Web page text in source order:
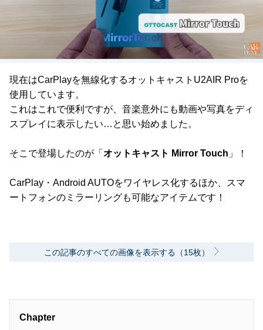
現在はCarPlayを無線化するオットキャストU2AIR Proを
使用しています。
これはこれで便利ですが、音楽意外にも動画や写真をディ
スプレイに表示したい…と思い始めました。
そこで登場したのが「 オットキャスト Mirror Touch 」！
CarPlay・Android AUTOをワイヤレス化するほか、スマ
ートフォンのミラーリングも可能なアイテムです！
この記事のすべての画像を表示する（15枚）
Chapter